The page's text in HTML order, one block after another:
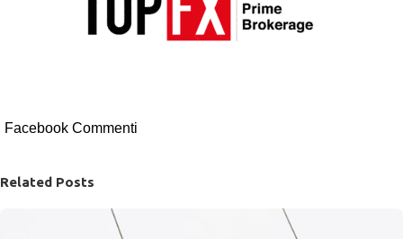
Facebook Commenti
Related Posts